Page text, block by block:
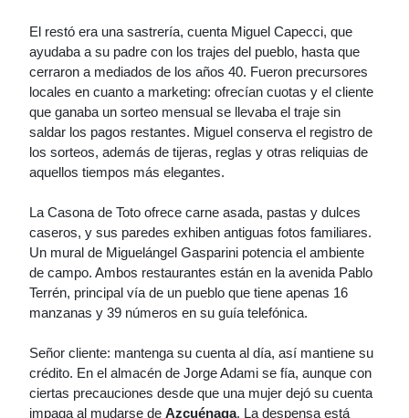
El restó era una sastrería, cuenta Miguel Capecci, que
ayudaba a su padre con los trajes del pueblo, hasta que
cerraron a mediados de los años 40. Fueron precursores
locales en cuanto a marketing: ofrecían cuotas y el cliente
que ganaba un sorteo mensual se llevaba el traje sin
saldar los pagos restantes. Miguel conserva el registro de
los sorteos, además de tijeras, reglas y otras reliquias de
aquellos tiempos más elegantes.
La Casona de Toto ofrece carne asada, pastas y dulces
caseros, y sus paredes exhiben antiguas fotos familiares.
Un mural de Miguelángel Gasparini potencia el ambiente
de campo. Ambos restaurantes están en la avenida Pablo
Terrén, principal vía de un pueblo que tiene apenas 16
manzanas y 39 números en su guía telefónica.
Señor cliente: mantenga su cuenta al día, así mantiene su
crédito. En el almacén de Jorge Adami se fía, aunque con
ciertas precauciones desde que una mujer dejó su cuenta
impaga al mudarse de Azcuénaga. La despensa está